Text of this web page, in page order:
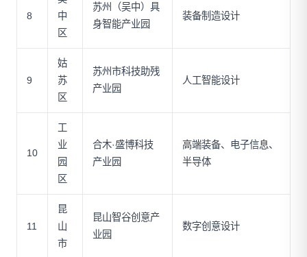
8
中
区
苏州（吴中）具
身智能产业园
装备制造设计
9
姑
苏
区
苏州市科技助残
产业园
人工智能设计
10
工
业
园
区
合木·盛博科技
产业园
高端装备、电子信息、
半导体
11
昆
山
市
昆山智谷创意产
业园
数字创意设计